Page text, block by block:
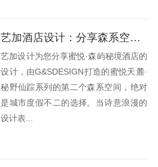
艺加酒店设计：分享森系空间精品酒店设计的观点
艺加设计为您分享蜜悦·森屿秘境酒店的
设计，由G&SDESIGN打造的蜜悦天麓·
秘野仙踪系列的第二个森系空间，绝对
是城市度假不二的选择。当诗意浪漫的
设计表...